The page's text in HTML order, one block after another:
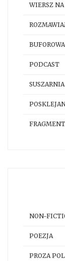
WIERSZ
PODCAST
SUSZARNIA
NON-
POEZJA
PROZA